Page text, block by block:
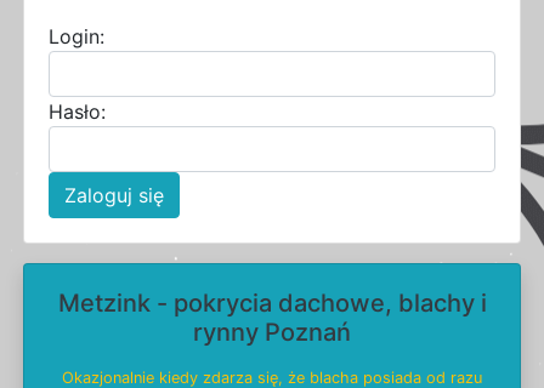
Login:
Hasło:
Zaloguj się
Metzink - pokrycia dachowe, blachy i
rynny Poznań
Okazjonalnie kiedy zdarza się, że blacha posiada od razu